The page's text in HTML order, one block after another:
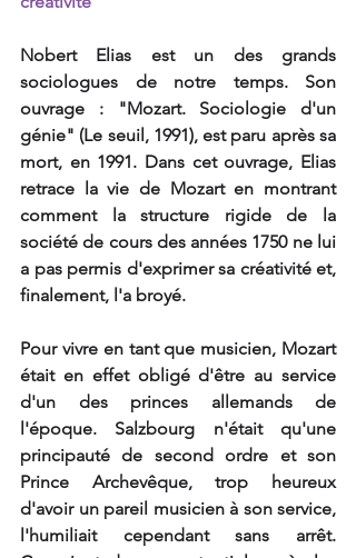
Nobert Elias est un des grands
sociologues de notre temps. Son
ouvrage : "Mozart. Sociologie d'un
génie" (Le seuil, 1991), est paru après sa
mort, en 1991. Dans cet ouvrage, Elias
retrace la vie de Mozart en montrant
comment la structure rigide de la
société de cours des années 1750 ne lui
a pas permis d'exprimer sa créativité et,
finalement, l'a broyé.
Pour vivre en tant que musicien, Mozart
était en effet obligé d'être au service
d'un des princes allemands de
l'époque. Salzbourg n'était qu'une
principauté de second ordre et son
Prince Archevêque, trop heureux
d'avoir un pareil musicien à son service,
l'humiliait cependant sans arrêt.